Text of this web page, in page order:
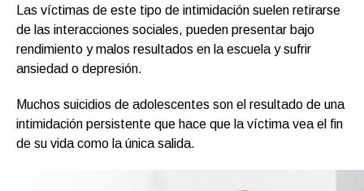
Las víctimas de este tipo de intimidación suelen retirarse
de las interacciones sociales, pueden presentar bajo
rendimiento y malos resultados en la escuela y sufrir
ansiedad o depresión.
Muchos suicidios de adolescentes son el resultado de una
intimidación persistente que hace que la víctima vea el fin
de su vida como la única salida.